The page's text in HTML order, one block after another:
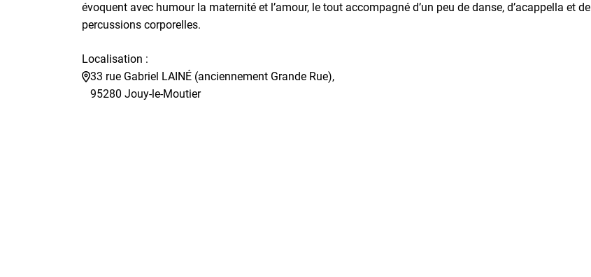
évoquent avec humour la maternité et l’amour, le tout accompagné d’un peu de danse, d’acappella et de
percussions corporelles.
Localisation :
33 rue Gabriel LAINÉ (anciennement Grande Rue),
95280 Jouy-le-Moutier